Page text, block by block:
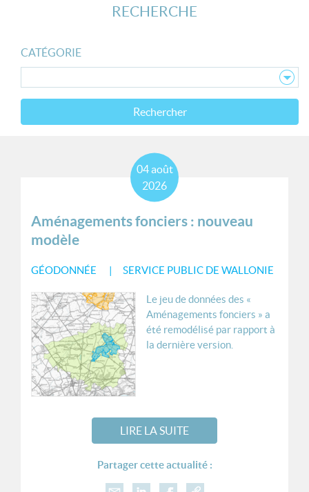
RECHERCHE
CATÉGORIE
Rechercher
Aménagements fonciers : nouveau
modèle
GÉODONNÉE SERVICE PUBLIC DE WALLONIE
04août
2026
Le jeu de données des «
Aménagements fonciers » a
été remodélisé par rapport à
la dernière version.
LIRE LA SUITE
Partager cette actualité :